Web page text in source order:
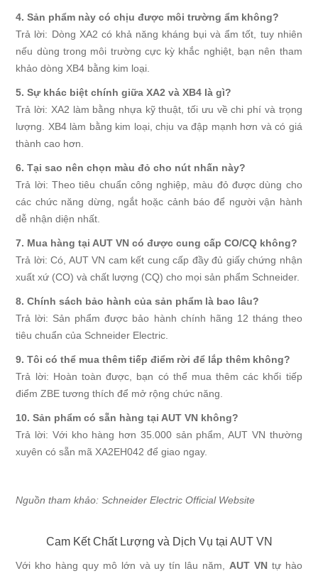
4. Sản phẩm này có chịu được môi trường ẩm không?
Trả lời: Dòng XA2 có khả năng kháng bụi và ẩm tốt, tuy nhiên
nếu dùng trong môi trường cực kỳ khắc nghiệt, bạn nên tham
khảo dòng XB4 bằng kim loại.
5. Sự khác biệt chính giữa XA2 và XB4 là gì?
Trả lời: XA2 làm bằng nhựa kỹ thuật, tối ưu về chi phí và trọng
lượng. XB4 làm bằng kim loại, chịu va đập mạnh hơn và có giá
thành cao hơn.
6. Tại sao nên chọn màu đỏ cho nút nhấn này?
Trả lời: Theo tiêu chuẩn công nghiệp, màu đỏ được dùng cho
các chức năng dừng, ngắt hoặc cảnh báo để người vận hành
dễ nhận diện nhất.
7. Mua hàng tại AUT VN có được cung cấp CO/CQ không?
Trả lời: Có, AUT VN cam kết cung cấp đầy đủ giấy chứng nhận
xuất xứ (CO) và chất lượng (CQ) cho mọi sản phẩm Schneider.
8. Chính sách bảo hành của sản phẩm là bao lâu?
Trả lời: Sản phẩm được bảo hành chính hãng 12 tháng theo
tiêu chuẩn của Schneider Electric.
9. Tôi có thể mua thêm tiếp điểm rời để lắp thêm không?
Trả lời: Hoàn toàn được, bạn có thể mua thêm các khối tiếp
điểm ZBE tương thích để mở rộng chức năng.
10. Sản phẩm có sẵn hàng tại AUT VN không?
Trả lời: Với kho hàng hơn 35.000 sản phẩm, AUT VN thường
xuyên có sẵn mã XA2EH042 để giao ngay.
Nguồn tham khảo:Schneider Electric Official Website
Cam Kết Chất Lượng và Dịch Vụ tại AUT VN
Với kho hàng quy mô lớn và uy tín lâu năm, AUT VNtự hào